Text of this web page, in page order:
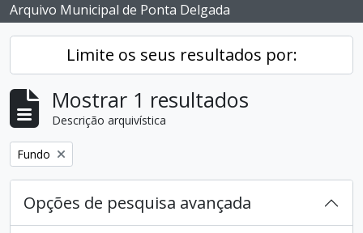
Arquivo Municipal de Ponta Delgada
Limite os seus resultados por:
Mostrar 1 resultados
Descrição arquivística
Remover filtro:
Fundo
Opções de pesquisa avançada